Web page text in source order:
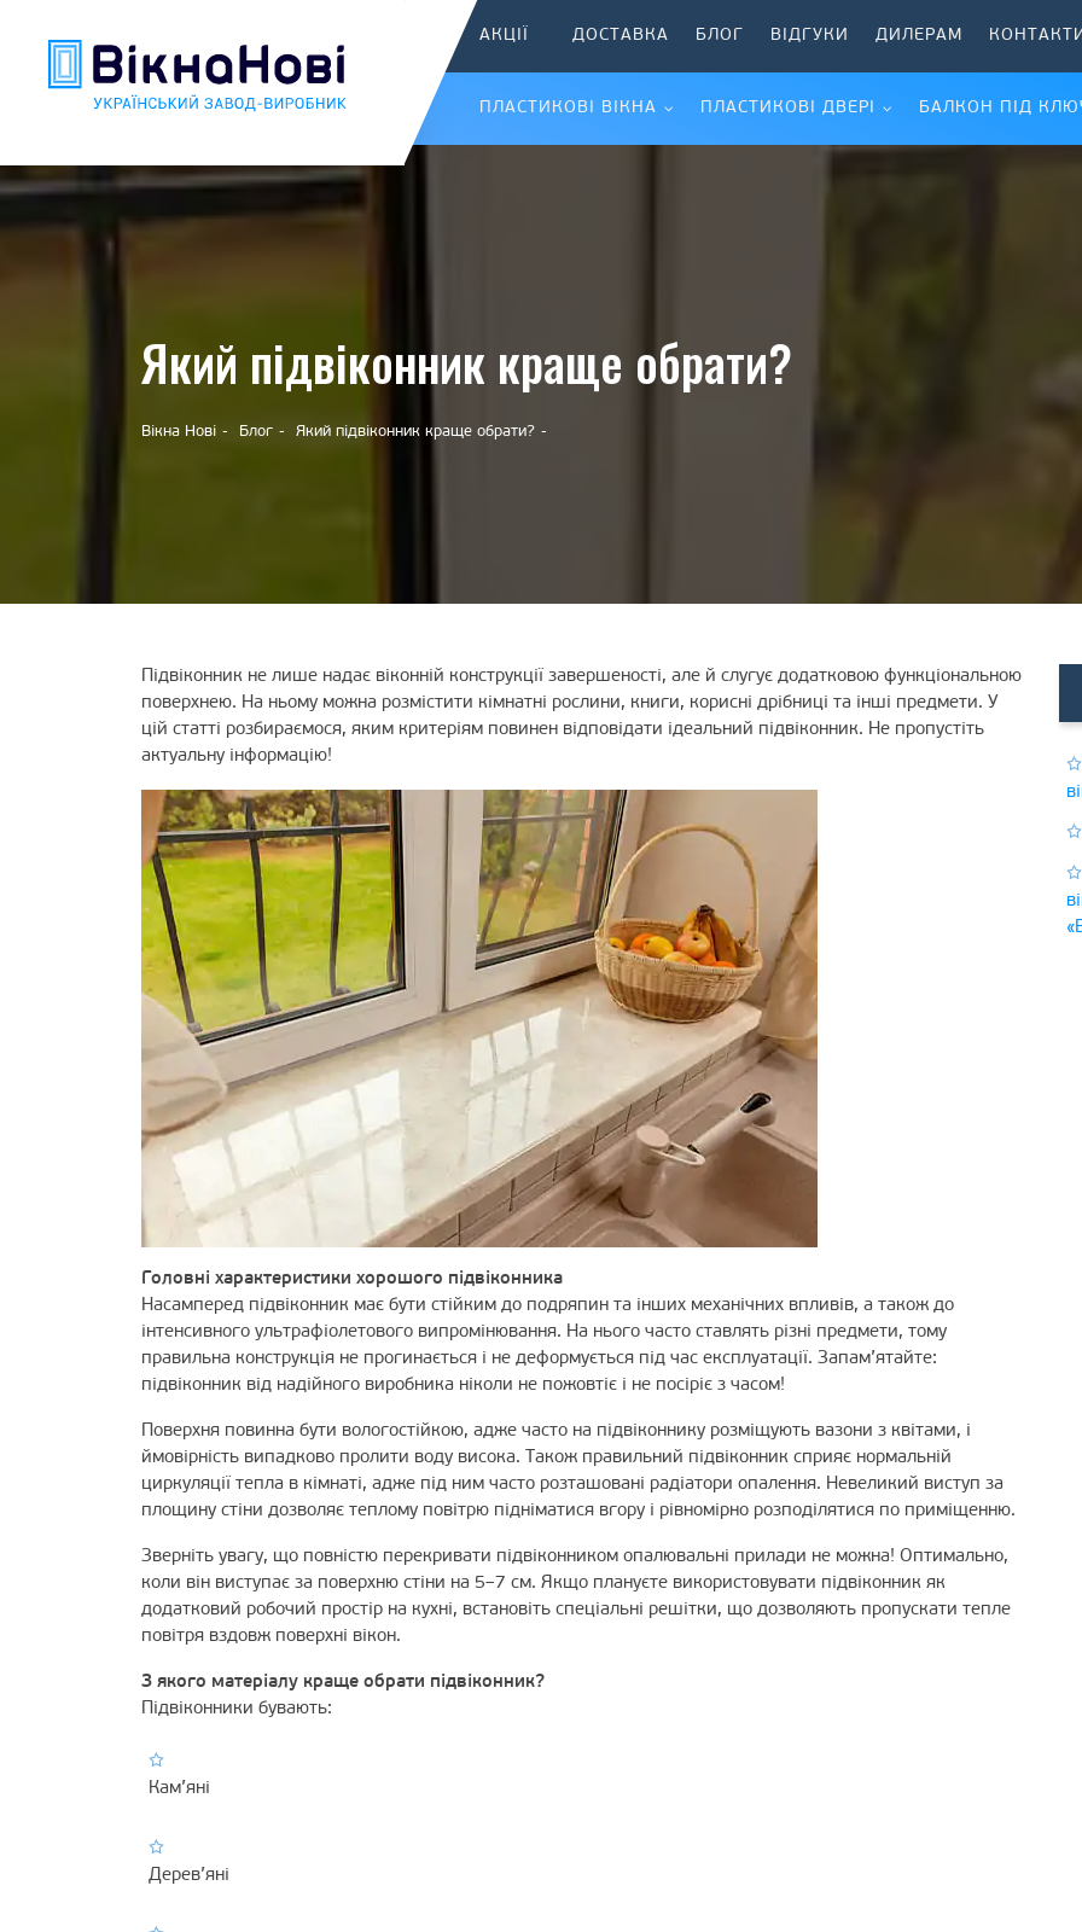
АКЦІЇ ДОСТАВКА БЛОГ ВІДГУКИ ДИЛЕРАМ
ПЛАСТИКОВІ ВІКНА ПЛАСТИКОВІ ДВЕРІ БАЛКОН ПІД
Який підвіконник краще обрати?
Вікна Нові Блог Який підвіконник краще обрати?
Підвіконник не лише надає віконній конструкції завершеності, але й слугує додатковою функціональною
поверхнею. На ньому можна розмістити кімнатні рослини, книги, корисні дрібниці та інші предмети. У
цій статті розбираємося, яким критеріям повинен відповідати ідеальний підвіконник. Не пропустіть
актуальну інформацію!
Головні характеристики хорошого підвіконника
Насамперед підвіконник має бути стійким до подряпин та інших механічних впливів, а також до
інтенсивного ультрафіолетового випромінювання. На нього часто ставлять різні предмети, тому
правильна конструкція не прогинається і не деформується під час експлуатації. Запам’ятайте:
підвіконник від надійного виробника ніколи не пожовтіє і не посіріє з часом!
Поверхня повинна бути вологостійкою, адже часто на підвіконнику розміщують вазони з квітами, і
ймовірність випадково пролити воду висока. Також правильний підвіконник сприяє нормальній
циркуляції тепла в кімнаті, адже під ним часто розташовані радіатори опалення. Невеликий виступ за
площину стіни дозволяє теплому повітрю підніматися вгору і рівномірно розподілятися по приміщенню.
Зверніть увагу, що повністю перекривати підвіконником опалювальні прилади не можна! Оптимально,
коли він виступає за поверхню стіни на 5–7 см. Якщо плануєте використовувати підвіконник як
додатковий робочий простір на кухні, встановіть спеціальні решітки, що дозволяють пропускати тепле
повітря вздовж поверхні вікон.
З якого матеріалу краще обрати підвіконник?
Підвіконники бувають:
Кам’яні
Дерев’яні